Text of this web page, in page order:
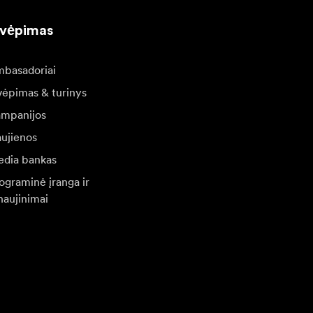
& turinys
bankas
įranga ir